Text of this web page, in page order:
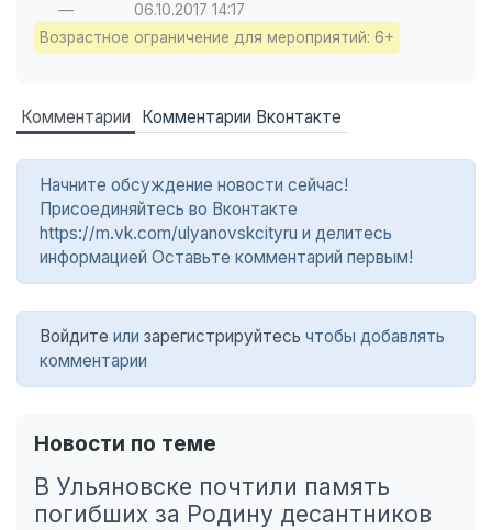
— 06.10.2017 14:17
Возрастное ограничение для мероприятий: 6+
Комментарии Комментарии Вконтакте
Начните обсуждение новости сейчас!
Присоединяйтесь во Вконтакте
https://m.vk.com/ulyanovskcityru и делитесь
информацией Оставьте комментарий первым!
Войдите или зарегистрируйтесь чтобы добавлять
комментарии
Новости по теме
В Ульяновске почтили память
погибших за Родину десантников